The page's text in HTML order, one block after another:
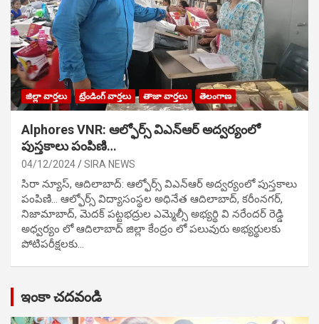
జిల్లా వార్తలు ట్రేండింగ్ వార్తలు తాజా వార్తలు తెలంగాణ
Alphores VNR: ఆల్ఫోర్స్ విఎన్ఆర్ అద్వర్యంలో
పుస్తకాలు పంపిణి…
04/12/2024 SIRA NEWS
సిరా న్యూస్, ఆదిలాబాద్: ఆల్ఫోర్స్ విఎన్ఆర్ అద్వర్యంలో పుస్తకాలు
పంపిణి… ఆల్ఫోర్స్ విద్యాసంస్థల అధినేత ఆదిలాబాద్, కరీంనగర్,
నిజామాబాద్, మెదక్ పట్టభద్రుల ఎమ్మెల్సీ అభ్యర్థి వి నరేందర్ రెడ్డి
అధ్వర్యం లో ఆదిలాబాద్ జిల్లా కేంద్రం లో పలువురు అభ్యర్థులకు
పోటిప‌రీక్ష‌ల‌కు…
ఇంకా చదవండి